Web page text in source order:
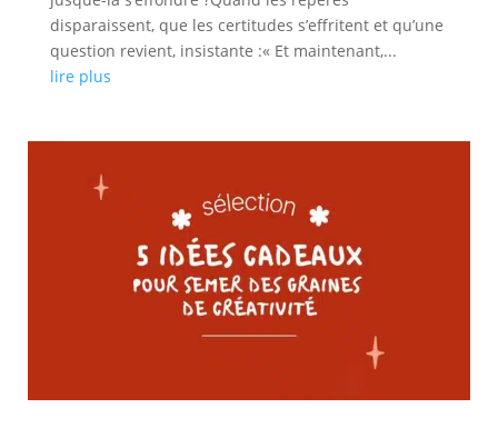
disparaissent, que les certitudes s’effritent et qu’une
question revient, insistante :« Et maintenant,...
lire plus